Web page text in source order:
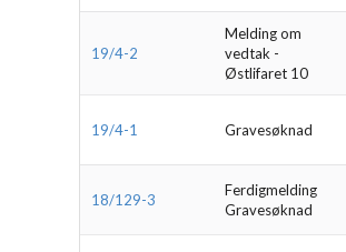
19/4-2
Melding om
vedtak -
Østlifaret 10
19/4-1 Gravesøknad
18/129-3
Ferdigmelding
Gravesøknad